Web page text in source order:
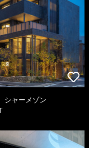
シャーメゾン